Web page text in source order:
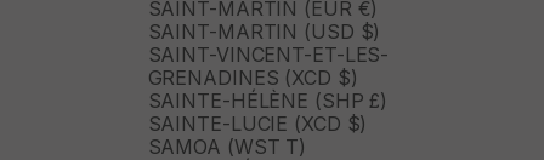
SAINT-MARTIN (EUR €)
SAINT-MARTIN (USD $)
SAINT-VINCENT-ET-LES-
GRENADINES (XCD $)
SAINTE-HÉLÈNE (SHP £)
SAINTE-LUCIE (XCD $)
SAMOA (WST T)